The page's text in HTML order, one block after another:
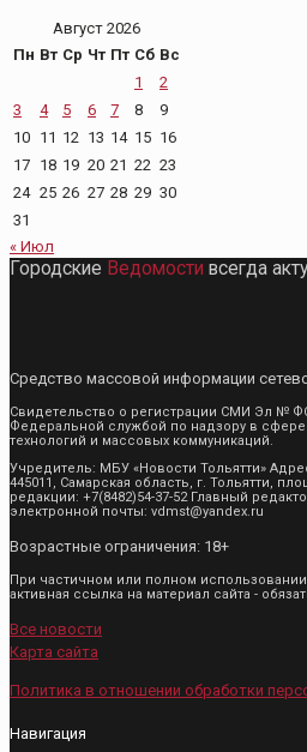
Август 2026
Пн Вт Ср Чт Пт Сб Вс
1
2
3
4 5 6 7 8
9
10 11 12 13 14 15 16
17 18 19 20 21 22 23
24 25 26 27 28 29 30
31
« Июл
Городские Ведомости всегда
Средство массовой информации
Свидетельство о регистрации СМИ Эл №
Федеральной службой по надзору в
технологий и массовых коммуникаций.
Учредитель: МБУ «Новости Тольятти»
445011, Самарская область, г. Тольятти,
редакции: +7(8482)54-37-52 Главный
электронной почты: vdmst@yandex.ru
Возрастные ограничения: 18+
При частичном или полном
активная ссылка на материал сайта -
Все новости
Карта сайта
Политика в отношении обработки
Навигация